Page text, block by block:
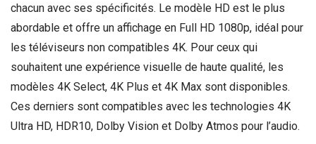
chacun avec ses spécificités. Le modèle HD est le plus
abordable et offre un affichage en Full HD 1080p, idéal pour
les téléviseurs non compatibles 4K. Pour ceux qui
souhaitent une expérience visuelle de haute qualité, les
modèles 4K Select, 4K Plus et 4K Max sont disponibles.
Ces derniers sont compatibles avec les technologies 4K
Ultra HD, HDR10, Dolby Vision et Dolby Atmos pour l’audio.